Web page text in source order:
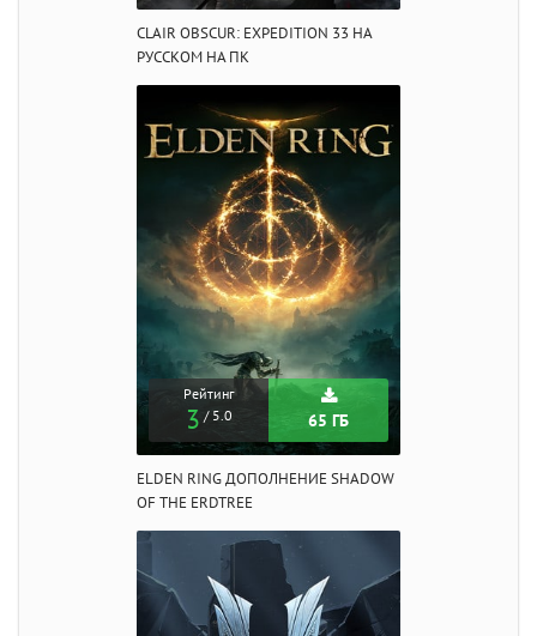
CLAIR OBSCUR: EXPEDITION 33 НА
РУССКОМ НА ПК
Рейтинг
3 / 5.0 65 ГБ
ELDEN RING ДОПОЛНЕНИЕ SHADOW
OF THE ERDTREE